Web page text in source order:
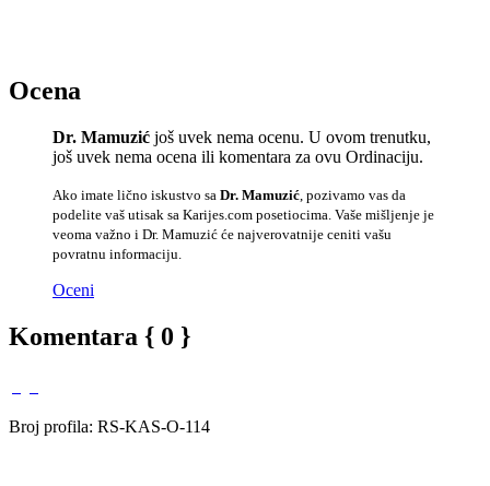
Ocena
Dr. Mamuzić još uvek nema ocenu. U ovom trenutku,
još uvek nema ocena ili komentara za ovu Ordinaciju.
Ako imate lično iskustvo sa Dr. Mamuzić , pozivamo vas da
podelite vaš utisak sa Karijes.com posetiocima. Vaše mišljenje je
veoma važno i Dr. Mamuzić će najverovatnije ceniti vašu
povratnu informaciju.
Oceni
Komentara { 0 }
Broj profila: RS-KAS-O-114